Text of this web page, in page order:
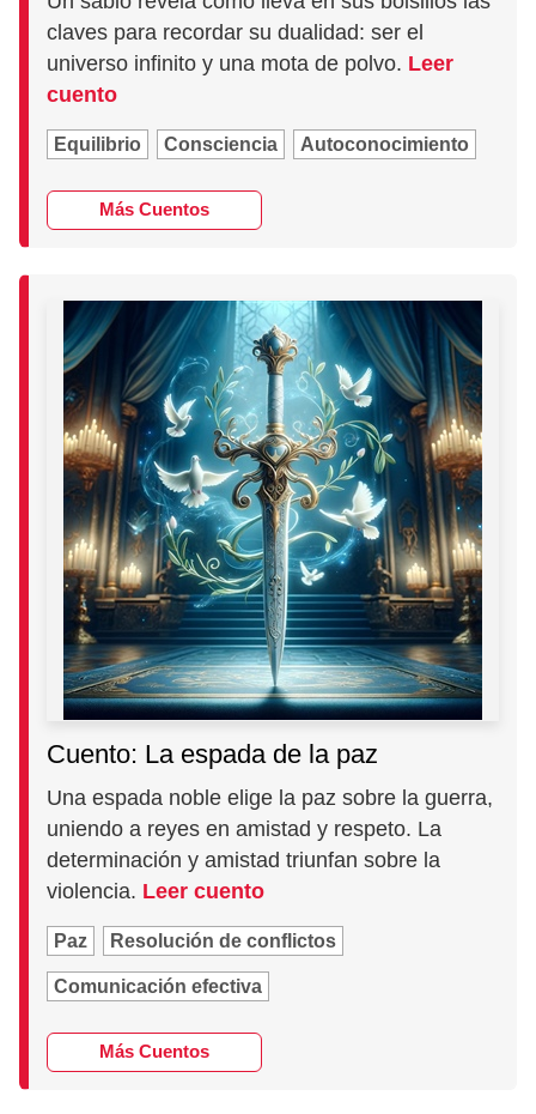
claves para recordar su dualidad: ser el
universo infinito y una mota de polvo. Leer
cuento
Equilibrio Consciencia Autoconocimiento
Más Cuentos
Cuento: La espada de la paz
Una espada noble elige la paz sobre la guerra,
uniendo a reyes en amistad y respeto. La
determinación y amistad triunfan sobre la
violencia. Leer cuento
Paz Resolución de conflictos
Comunicación efectiva
Más Cuentos